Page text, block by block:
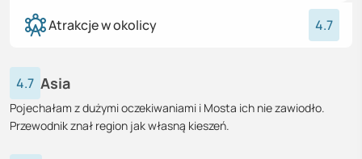
Atrakcje w okolicy 4.7
4.7 Asia
Pojechałam z dużymi oczekiwaniami i Mosta ich nie zawiodło.
Przewodnik znał region jak własną kieszeń.